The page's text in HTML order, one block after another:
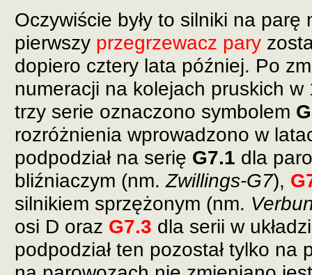
Oczywiście były to silniki na parę
pierwszy przegrzewacz pary
dopiero cztery lata później. Po
numeracji na kolejach pruskich w
trzy serie oznaczono symbolem
rozróżnienia wprowadzono w
podpodział na serię G7.1 dla
bliźniaczym (nm.Zwillings-G7),
silnikiem sprzężonym (nm.
osi D oraz G7.3 dla serii w
podpodział ten pozostał tylko na